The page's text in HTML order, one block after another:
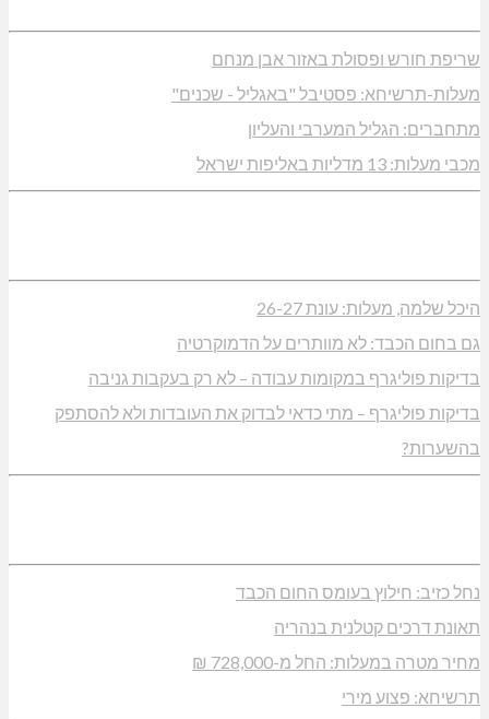
שריפת חורש ופסולת באזור אבן מנחם
מעלות-תרשיחא: פסטיבל "באגליל - שכנים"
מתחברים: הגליל המערבי והעליון
מכבי מעלות: 13 מדליות באליפות ישראל
היכל שלמה, מעלות: עונת 26-27
גם בחום הכבד: לא מוותרים על הדמוקרטיה
בדיקות פוליגרף במקומות עבודה – לא רק בעקבות גניבה
בדיקות פוליגרף – מתי כדאי לבדוק את העובדות ולא להסתפק
בהשערות?
נחל כזיב: חילוץ בעומס החום הכבד
תאונת דרכים קטלנית בנהריה
מחיר מטרה במעלות: החל מ-728,000 ₪
תרשיחא: פצוע מירי